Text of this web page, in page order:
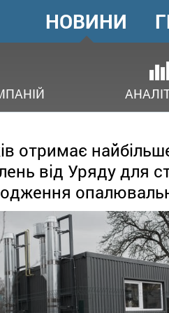
ГОЛОВНЕ
МЕНЮ
НОВИНИ
отримає
від Уряду для